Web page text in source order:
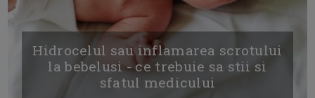
Hidrocelul sau inflamarea scrotului
la bebelusi - ce trebuie sa stii si
sfatul medicului